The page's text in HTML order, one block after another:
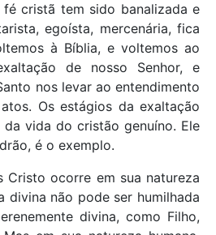
cristã tem sido banalizada e
egoísta, mercenária, fica
à Bíblia, e voltemos ao
de nosso Senhor, e
nos levar ao entendimento
Os estágios da exaltação
vida do cristão genuíno. Ele
é o exemplo.
Cristo ocorre em sua natureza
divina não pode ser humilhada
divina, como Filho,